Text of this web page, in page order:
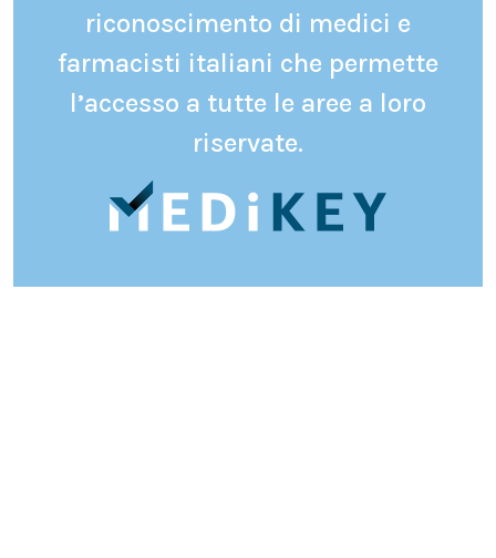
riconoscimento di medici e
farmacisti italiani che permette
l’accesso a tutte le aree a loro
riservate.